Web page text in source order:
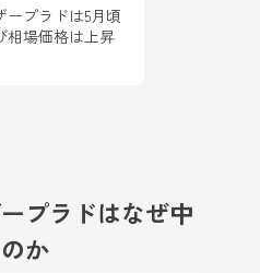
ープラドは5月頃
相場価格は上昇
プラドはなぜ中
か